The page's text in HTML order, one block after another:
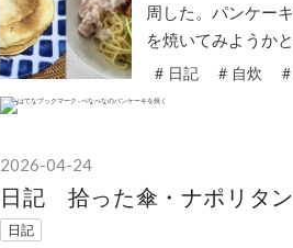
周した。パンケー
を焼いてみようか
# 日記 # 自炊 #
2026-04-24
日記 拾った傘・ナポリタン
日記